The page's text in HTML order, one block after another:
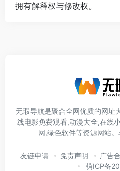
拥有解释权与修改权。
无瑕导航是聚合全网优质的网址
线电影免费观看,动漫大全,在线
网,绿色软件等资源网站。
友链申请 免责声明 广告
萌ICP备